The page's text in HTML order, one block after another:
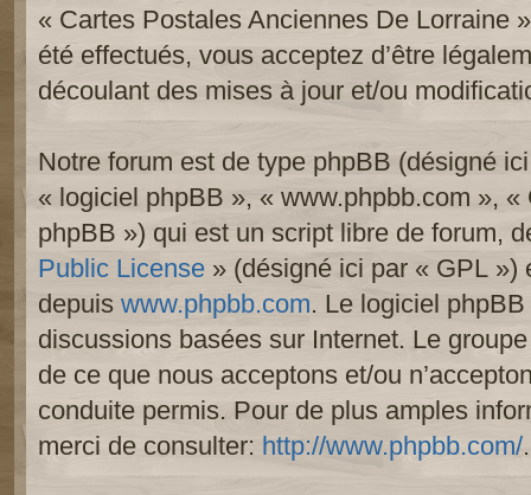
« Cartes Postales Anciennes De Lorraine
été effectués, vous acceptez d’être
découlant des mises à jour et/ou
Notre forum est de type phpBB (désigné
« logiciel phpBB », « www.phpbb.com »,
phpBB ») qui est un script libre de forum,
Public License » (désigné ici par « GPL »)
depuis www.phpbb.com. Le logiciel
discussions basées sur Internet. Le
de ce que nous acceptons et/ou
conduite permis. Pour de plus amples
merci de consulter: http://www.phpbb.com/.